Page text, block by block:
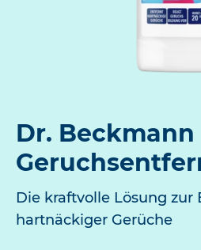
Dr. Beckmann
Die kraftvolle Lösung zur
hartnäckiger Gerüche